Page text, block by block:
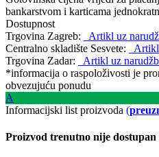
bankarstvom i karticama
Dostupnost
Trgovina Zagreb:
Artikl uz
Centralno skladište Sesvete:
Artikl
Trgovina Zadar:
Artikl uz
*informacija o raspoloživosti je
obvezujuću ponudu
A
Informacijski list proizvoda (
Proizvod trenutno nije dostupan